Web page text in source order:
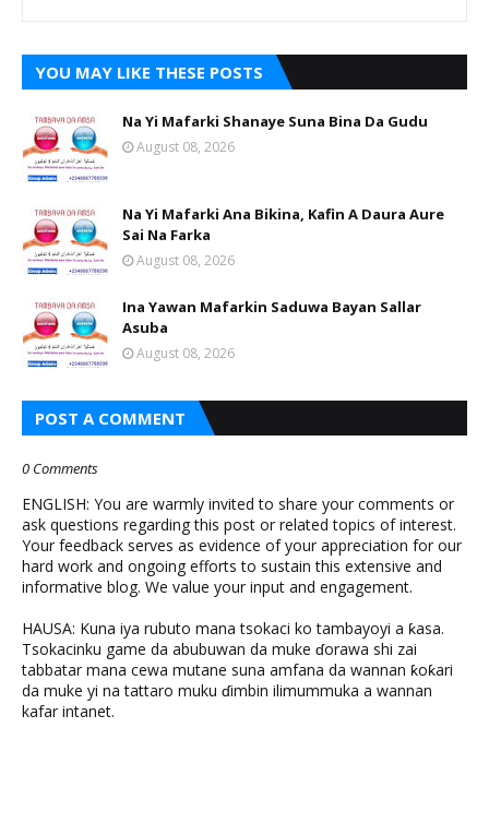
YOU MAY LIKE THESE POSTS
Na Yi Mafarki Shanaye Suna Bina Da Gudu
August 08, 2026
Na Yi Mafarki Ana Bikina, Kafin A Daura Aure
Sai Na Farka
August 08, 2026
Ina Yawan Mafarkin Saduwa Bayan Sallar
Asuba
August 08, 2026
POST A COMMENT
0 Comments
ENGLISH: You are warmly invited to share your comments or
ask questions regarding this post or related topics of interest.
Your feedback serves as evidence of your appreciation for our
hard work and ongoing efforts to sustain this extensive and
informative blog. We value your input and engagement.
HAUSA: Kuna iya rubuto mana tsokaci ko tambayoyi a ƙasa.
Tsokacinku game da abubuwan da muke ɗorawa shi zai
tabbatar mana cewa mutane suna amfana da wannan ƙoƙari
da muke yi na tattaro muku ɗimbin ilimummuka a wannan
kafar intanet.